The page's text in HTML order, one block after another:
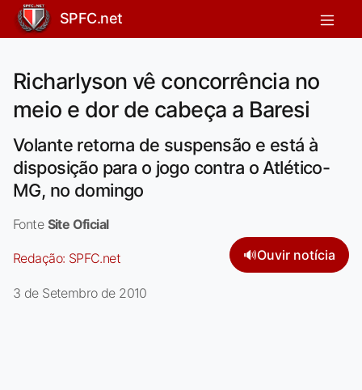
SPFC.net
Richarlyson vê concorrência no
meio e dor de cabeça a Baresi
Volante retorna de suspensão e está à
disposição para o jogo contra o Atlético-
MG, no domingo
Fonte Site Oficial
Redação: SPFC.net 🔊Ouvir notícia
3 de Setembro de 2010